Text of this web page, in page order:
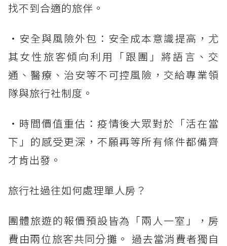
找不到合適的旅伴。
・安全與風險外包：安全成本意識提高，尤
其女性旅客傾向利用「跟團」將語言、交
通、醫療、治安等不可控風險，交給專業領
隊與旅行社制度。
・時間價值重估：疫情後大眾對於「活在當
下」的感受更深，不願再等所有條件都備齊
才肯出發。
旅行社過往如何處理單人房？
團體旅遊的報價預設皆為「兩人一室」，房
費由兩位旅客共同分攤。 過去當消費者獨自